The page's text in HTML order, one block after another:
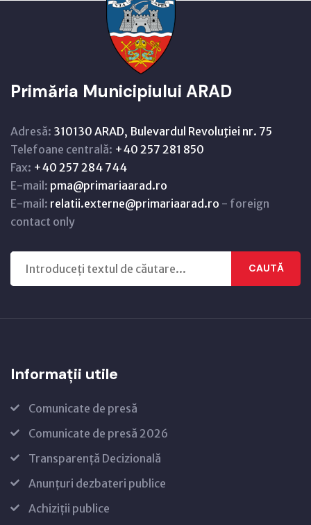
Primăria Municipiului ARAD
Adresă: 310130 ARAD, Bulevardul Revoluţiei nr. 75
Telefoane centrală: +40 257 281 850
Fax: +40 257 284 744
E-mail: pma@primariaarad.ro
E-mail: relatii.externe@primariaarad.ro - foreign
contact only
CAUTĂ
Informații utile
Comunicate de presă
Comunicate de presă 2026
Transparență Decizională
Anunțuri dezbateri publice
Achiziții publice